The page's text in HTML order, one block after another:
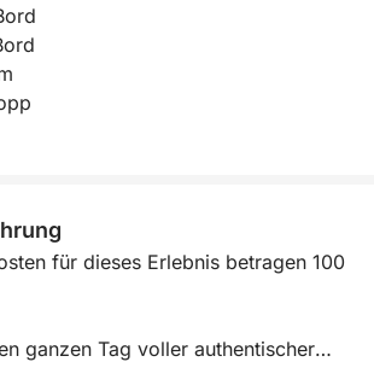
für dieses Erlebnis betragen 100
ganzen Tag voller authentischer
Aromen auf dieser